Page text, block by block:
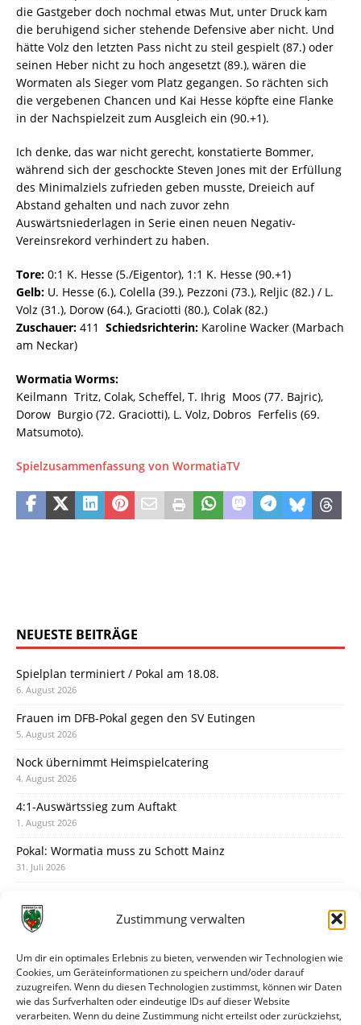
Zustimmung verwalten
Um dir ein optimales Erlebnis zu bieten, verwenden wir Technologien wie
Cookies, um Geräteinformationen zu speichern und/oder darauf
zuzugreifen. Wenn du diesen Technologien zustimmst, können wir Daten
wie das Surfverhalten oder eindeutige IDs auf dieser Website
verarbeiten. Wenn du deine Zustimmung nicht erteilst oder zurückziehst,
die Gastgeber doch nochmal etwas Mut, unter Druck kam
die beruhigend sicher stehende Defensive aber nicht. Und
hätte Volz den letzten Pass nicht zu steil gespielt (87.) oder
seinen Heber nicht zu hoch angesetzt (89.), wären die
Wormaten als Sieger vom Platz gegangen. So rächten sich
die vergebenen Chancen und Kai Hesse köpfte eine Flanke
in der Nachspielzeit zum Ausgleich ein (90.+1).
Ich denke, das war nicht gerecht, konstatierte Bommer,
während sich der geschockte Steven Jones mit der Erfüllung
des Minimalziels zufrieden geben musste, Dreieich auf
Abstand gehalten und nach zuvor zehn
Auswärtsniederlagen in Serie einen neuen Negativ-
Vereinsrekord verhindert zu haben.
Tore: 0:1 K. Hesse (5./Eigentor), 1:1 K. Hesse (90.+1)
Gelb: U. Hesse (6.), Colella (39.), Pezzoni (73.), Reljic (82.) / L.
Volz (31.), Dorow (64.), Graciotti (80.), Colak (82.)
Zuschauer: 411 Schiedsrichterin: Karoline Wacker (Marbach
am Neckar)
Wormatia Worms:
Keilmann  Tritz, Colak, Scheffel, T. Ihrig  Moos (77. Bajric),
Dorow  Burgio (72. Graciotti), L. Volz, Dobros  Ferfelis (69.
Matsumoto).
Spielzusammenfassung von WormatiaTV
NEUESTE BEITRÄGE
Spielplan terminiert / Pokal am 18.08.
6. August 2026
Frauen im DFB-Pokal gegen den SV Eutingen
5. August 2026
Nock übernimmt Heimspielcatering
4. August 2026
4:1-Auswärtssieg zum Auftakt
1. August 2026
Pokal: Wormatia muss zu Schott Mainz
31. Juli 2026
30. Juli 2026
28. Juli 2026
Neuer Rückensponsor
28. Juli 2026